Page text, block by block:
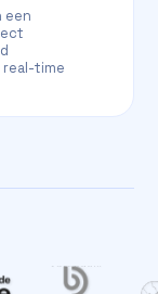
een
real-time